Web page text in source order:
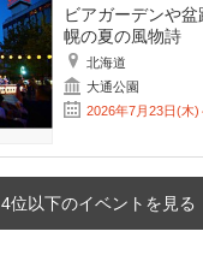
ビアガーデンや
幌の夏の風物詩
北海道
大通公園
2026年7月23日(木)
4位以下のイベントを見る